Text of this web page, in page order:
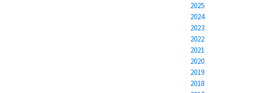
2025
2024
2023
2022
2021
2020
2019
2018